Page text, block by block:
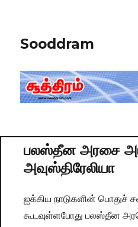
Sooddram
பலஸ்தீன அரசை
அவுஸ்திரேலியா
ஐக்கிய நாடுகளின் பொதுச்
கூடவுள்ளபோது பலஸ்தீன